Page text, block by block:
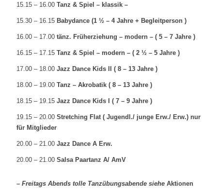
15.15 – 16.00Tanz & Spiel – klassik –
15.30 – 16.15 Babydance (1 ½ – 4 Jahre + Begleitperson )
16.00 – 17.00 tänz. Früherziehung – modern – ( 5 – 7 Jahre )
16.15 – 17.15Tanz & Spiel – modern – ( 2 ½ – 5 Jahre )
17.00 – 18.00 Jazz Dance Kids II ( 8 – 13 Jahre )
18.00 – 19.00 Tanz – Akrobatik ( 8 – 13 Jahre )
18.15 – 19.15 Jazz Dance Kids I ( 7 – 9 Jahre )
19.15 – 20.00 Stretching Flat ( Jugendl./ junge Erw./ Erw.) nur
für Mitglieder
20.00 – 21.00 Jazz Dance A Erw.
20.00 – 21.00 Salsa Paartanz A/ AmV
– Freitags Abends tolle Tanzübungsabende siehe Aktionen